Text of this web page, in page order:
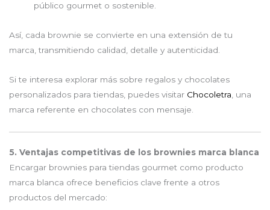
público gourmet o sostenible.
Así, cada brownie se convierte en una extensión de tu
marca, transmitiendo calidad, detalle y autenticidad.
Si te interesa explorar más sobre regalos y chocolates
personalizados para tiendas, puedes visitar Chocoletra, una
marca referente en chocolates con mensaje.
5. Ventajas competitivas de los brownies marca blanca
Encargar brownies para tiendas gourmet como producto
marca blanca ofrece beneficios clave frente a otros
productos del mercado: